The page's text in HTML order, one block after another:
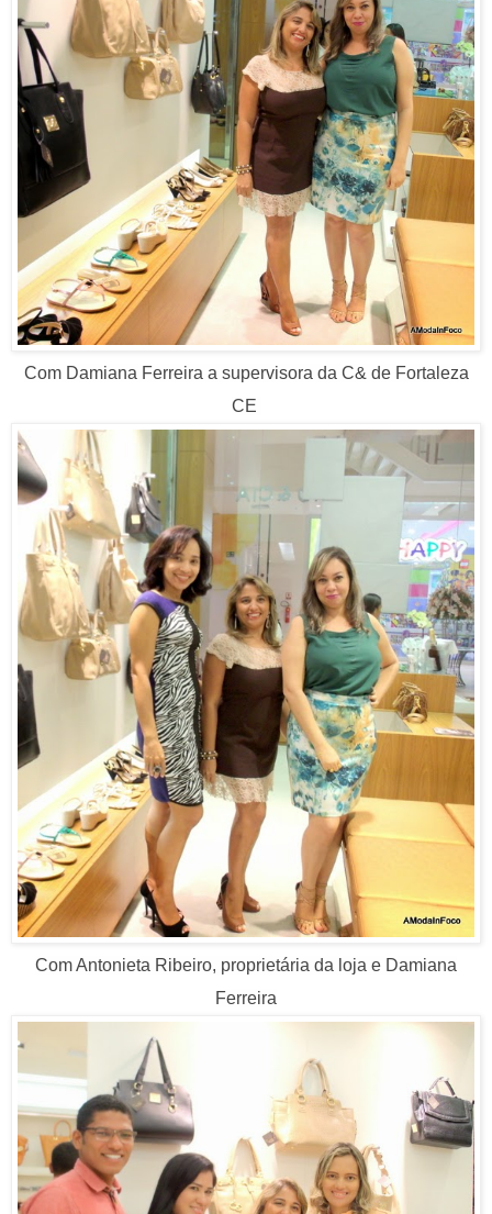
Com Damiana Ferreira a supervisora da C& de Fortaleza
CE
Com Antonieta Ribeiro, proprietária da loja e Damiana
Ferreira